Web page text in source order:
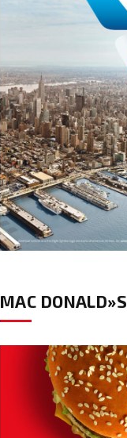
MAC DONALD»S